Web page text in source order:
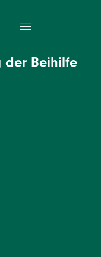
der Beihilfe